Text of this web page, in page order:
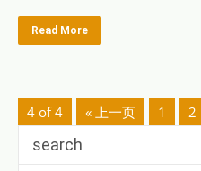
Read More
4 of 4 « 上一页 1 2
search